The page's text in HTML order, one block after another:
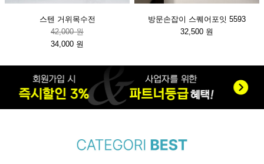
스텐 거위목수전
42,000 원
34,000 원
방문손잡이 스퀘어포잇 5593
32,500 원